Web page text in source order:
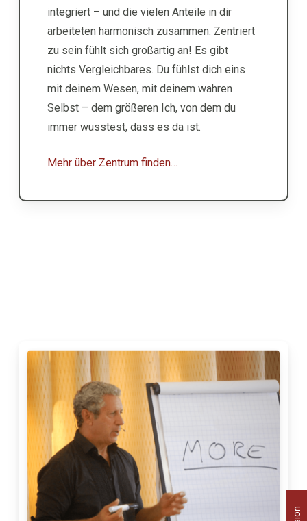
integriert – und die vielen Anteile in dir
arbeiteten harmonisch zusammen. Zentriert
zu sein fühlt sich großartig an! Es gibt
nichts Vergleichbares. Du fühlst dich eins
mit deinem Wesen, mit deinem wahren
Selbst – dem größeren Ich, von dem du
immer wusstest, dass es da ist.
Mehr über Zentrum finden…